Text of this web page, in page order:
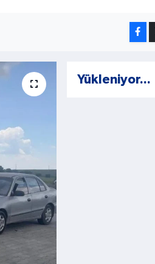
Yükleniyor...